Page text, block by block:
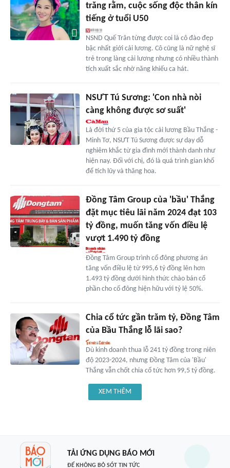
trăng rằm, cuộc sống độc thân kín
tiếng ở tuổi U50
NSND Quế Trân từng được coi là cô đào đẹp
bậc nhất giới cải lương. Cô cũng là nữ nghệ sĩ
trẻ trong làng cải lương nhưng có nhiều thành
tích xuất sắc nhờ năng khiếu ca hát.
NSƯT Tú Sương: 'Con nhà nòi
càng không được sơ suất'
Là đời thứ 5 của gia tộc cải lương Bầu Thắng -
Minh Tơ, NSƯT Tú Sương được sự dạy dỗ
nghiêm khắc từ gia đình mới thành danh như
hiện nay. Ðối với chị, đó là quá trình gian khổ
để tích lũy và thăng hoa.
Đồng Tâm Group của 'bầu' Thắng
đặt mục tiêu lãi năm 2024 đạt 103
tỷ đồng, muốn tăng vốn điều lệ
vượt 1.490 tỷ đồng
Đồng Tâm Group trình cổ đông phương án
tăng vốn điều lệ từ 995,6 tỷ đồng lên hơn
1.493 tỷ đồng dưới hình thức chào bán cổ
phần cho cổ đông hiện hữu với tỷ lệ 50%.
Chia cổ tức gần trăm tỷ, Đồng Tâm
của Bầu Thắng lỗ lãi sao?
Dù kinh doanh thua lỗ 241 tỷ đồng trong niên
độ 2023-2024, nhưng Đồng Tâm của 'Bầu'
Thắng vẫn chốt chia cổ tức hơn 99,5 tỷ đồng.
XEM THÊM
TẢI ỨNG DỤNG BÁO MỚI
ĐỂ KHÔNG BỎ SÓT TIN TỨC